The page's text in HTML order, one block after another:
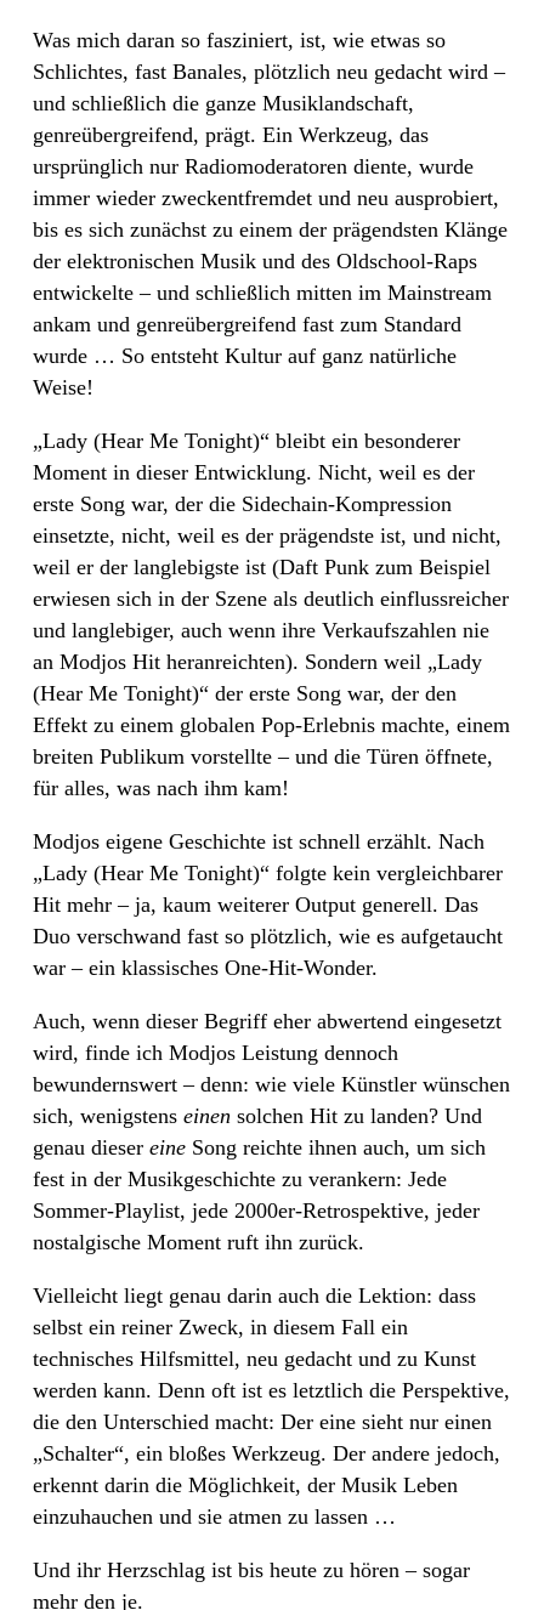
Was mich daran so fasziniert, ist, wie etwas so
Schlichtes, fast Banales, plötzlich neu gedacht wird –
und schließlich die ganze Musiklandschaft,
genreübergreifend, prägt. Ein Werkzeug, das
ursprünglich nur Radiomoderatoren diente, wurde
immer wieder zweckentfremdet und neu ausprobiert,
bis es sich zunächst zu einem der prägendsten Klänge
der elektronischen Musik und des Oldschool-Raps
entwickelte – und schließlich mitten im Mainstream
ankam und genreübergreifend fast zum Standard
wurde … So entsteht Kultur auf ganz natürliche
Weise!
„Lady (Hear Me Tonight)“ bleibt ein besonderer
Moment in dieser Entwicklung. Nicht, weil es der
erste Song war, der die Sidechain-Kompression
einsetzte, nicht, weil es der prägendste ist, und nicht,
weil er der langlebigste ist (Daft Punk zum Beispiel
erwiesen sich in der Szene als deutlich einflussreicher
und langlebiger, auch wenn ihre Verkaufszahlen nie
an Modjos Hit heranreichten). Sondern weil „Lady
(Hear Me Tonight)“ der erste Song war, der den
Effekt zu einem globalen Pop-Erlebnis machte, einem
breiten Publikum vorstellte – und die Türen öffnete,
für alles, was nach ihm kam!
Modjos eigene Geschichte ist schnell erzählt. Nach
„Lady (Hear Me Tonight)“ folgte kein vergleichbarer
Hit mehr – ja, kaum weiterer Output generell. Das
Duo verschwand fast so plötzlich, wie es aufgetaucht
war – ein klassisches One-Hit-Wonder.
Auch, wenn dieser Begriff eher abwertend eingesetzt
wird, finde ich Modjos Leistung dennoch
bewundernswert – denn: wie viele Künstler wünschen
sich, wenigstens einen solchen Hit zu landen? Und
genau dieser eine Song reichte ihnen auch, um sich
fest in der Musikgeschichte zu verankern: Jede
Sommer-Playlist, jede 2000er-Retrospektive, jeder
nostalgische Moment ruft ihn zurück.
Vielleicht liegt genau darin auch die Lektion: dass
selbst ein reiner Zweck, in diesem Fall ein
technisches Hilfsmittel, neu gedacht und zu Kunst
werden kann. Denn oft ist es letztlich die Perspektive,
die den Unterschied macht: Der eine sieht nur einen
„Schalter“, ein bloßes Werkzeug. Der andere jedoch,
erkennt darin die Möglichkeit, der Musik Leben
einzuhauchen und sie atmen zu lassen …
Und ihr Herzschlag ist bis heute zu hören – sogar
mehr den je.